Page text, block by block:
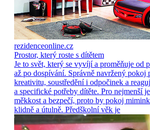
rezidenceonline.cz
Prostor, který roste s dítětem
Je to svět, který se vyvíjí a proměňuje od
až po dospívání. Správně navržený pokoj
kreativitu, soustředění i odpočinek a
a specifické potřeby dítěte. Pro nejmenší
měkkost a bezpečí, proto by pokoj
klidně a útulně. Předškolní věk je